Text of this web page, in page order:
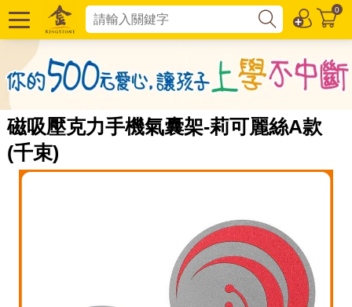
0
磁吸壓克力手機氣囊架-莉可麗絲A款
(千束)